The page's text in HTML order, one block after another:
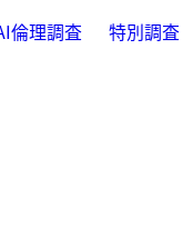
倫理調査 特別調査